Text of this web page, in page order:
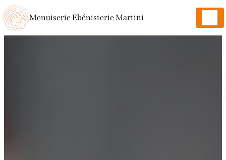
Menuiserie Ebénisterie Martini
Panneau de gestion des cookies